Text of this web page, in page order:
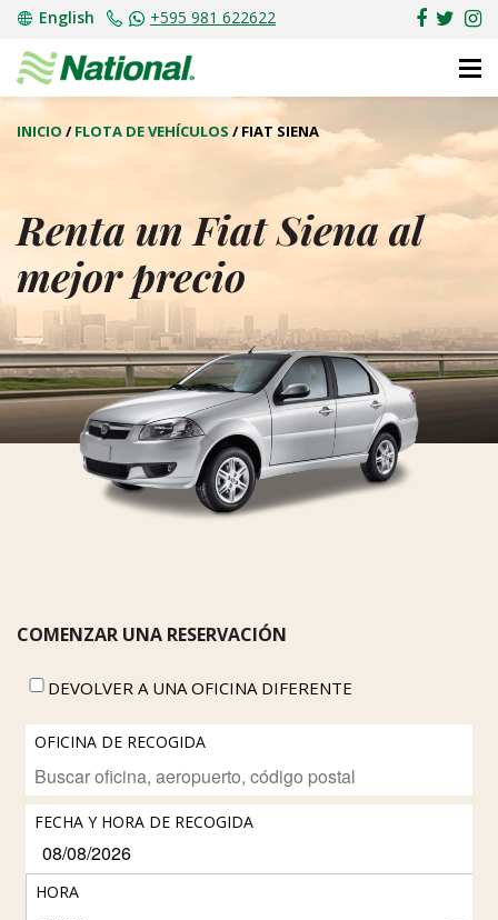
English +595 981 622622
INICIO / FLOTA DE VEHÍCULOS /FIAT SIENA
Renta un Fiat Siena al
mejor precio
COMENZAR UNA RESERVACIÓN
DEVOLVER A UNA OFICINA DIFERENTE
OFICINA DE RECOGIDA
FECHA Y HORA DE RECOGIDA
HORA